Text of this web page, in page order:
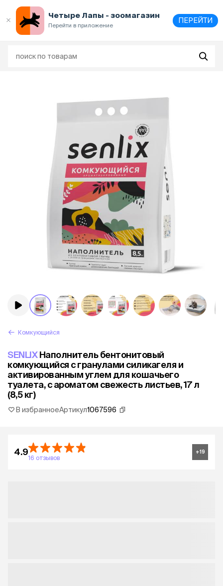
Четыре Лапы - зоомагазин
Перейти в приложение
ПЕРЕЙТИ
Комкующийся
SENLIXНаполнитель бентонитовый
комкующийся с гранулами силикагеля и
активированным углем для кошачьего
туалета, с ароматом свежесть листьев, 17 л
(8,5 кг)
В избранноеАртикул1067596
4.9
16 отзывов
+19